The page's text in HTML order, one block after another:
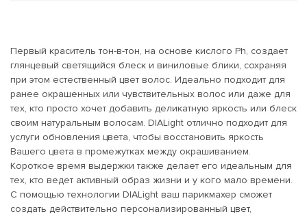
Первый краситель тон-в-тон, на основе кислого Ph, создает
глянцевый светящийся блеск и виниловые блики, сохраняя
при этом естественный цвет волос. Идеально подходит для
ранее окрашенных или чувствительных волос или даже для
тех, кто просто хочет добавить деликатную яркость или блеск
своим натуральным волосам. DIALight отлично подходит для
услуги обновления цвета, чтобы восстановить яркость
Вашего цвета в промежутках между окрашиванием.
Короткое время выдержки также делает его идеальным для
тех, кто ведет активный образ жизни и у кого мало времени.
С помощью технологии DIALight ваш парикмахер сможет
создать действительно персонализированный цвет,